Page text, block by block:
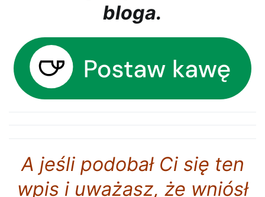
bloga.
A jeśli podobał Ci się ten
wpis iuważasz, że wniósł